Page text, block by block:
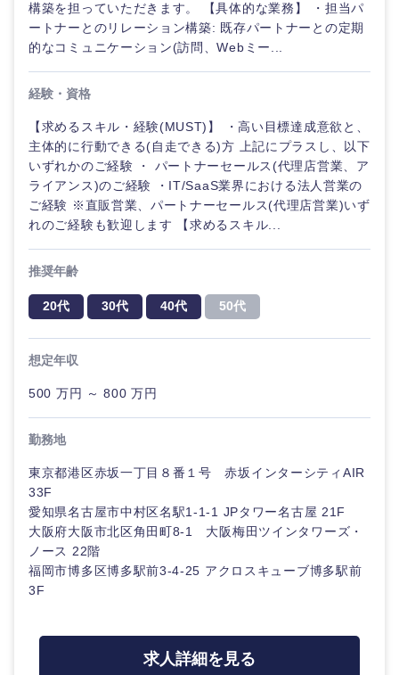
構築を担っていただきます。 【具体的な業務】 ・担当パ
ートナーとのリレーション構築: 既存パートナーとの定期
的なコミュニケーション(訪問、Webミー...
経験・資格
【求めるスキル・経験(MUST)】 ・高い目標達成意欲と、
主体的に行動できる(自走できる)方 上記にプラスし、以下
いずれかのご経験 ・ パートナーセールス(代理店営業、ア
ライアンス)のご経験 ・IT/SaaS業界における法人営業の
ご経験 ※直販営業、パートナーセールス(代理店営業)いず
れのご経験も歓迎します 【求めるスキル...
推奨年齢
20代 30代 40代 50代
想定年収
500 万円 ～ 800 万円
勤務地
東京都港区赤坂一丁目８番１号 赤坂インターシティAIR
33F
愛知県名古屋市中村区名駅1-1-1 JPタワー名古屋 21F
大阪府大阪市北区角田町8-1 大阪梅田ツインタワーズ・
ノース 22階
福岡市博多区博多駅前3-4-25 アクロスキューブ博多駅前
3F
求人詳細を見る